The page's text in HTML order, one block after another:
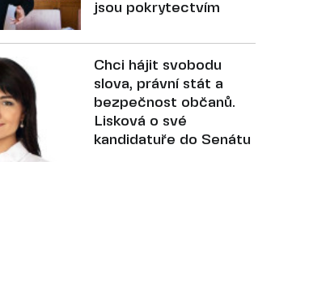
jsou pokrytectvím
Chci hájit svobodu
slova, právní stát a
bezpečnost občanů.
Lisková o své
kandidatuře do Senátu